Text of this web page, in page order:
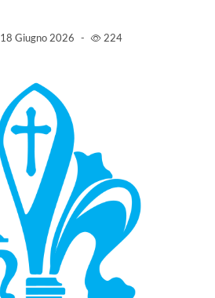
18 Giugno 2026 - 224